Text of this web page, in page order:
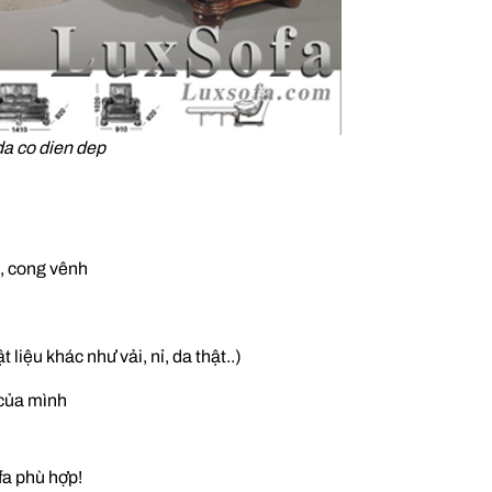
co dien dep
cong vênh
liệu khác như vải, nỉ, da thật..)
mình
phù hợp!